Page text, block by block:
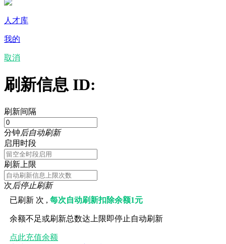
人才库
我的
取消
刷新信息 ID:
刷新间隔
分钟后自动刷新
启用时段
刷新上限
次后停止刷新
已刷新 次 ,每次自动刷新扣除余额1元
余额不足或刷新总数达上限即停止自动刷新
点此充值余额